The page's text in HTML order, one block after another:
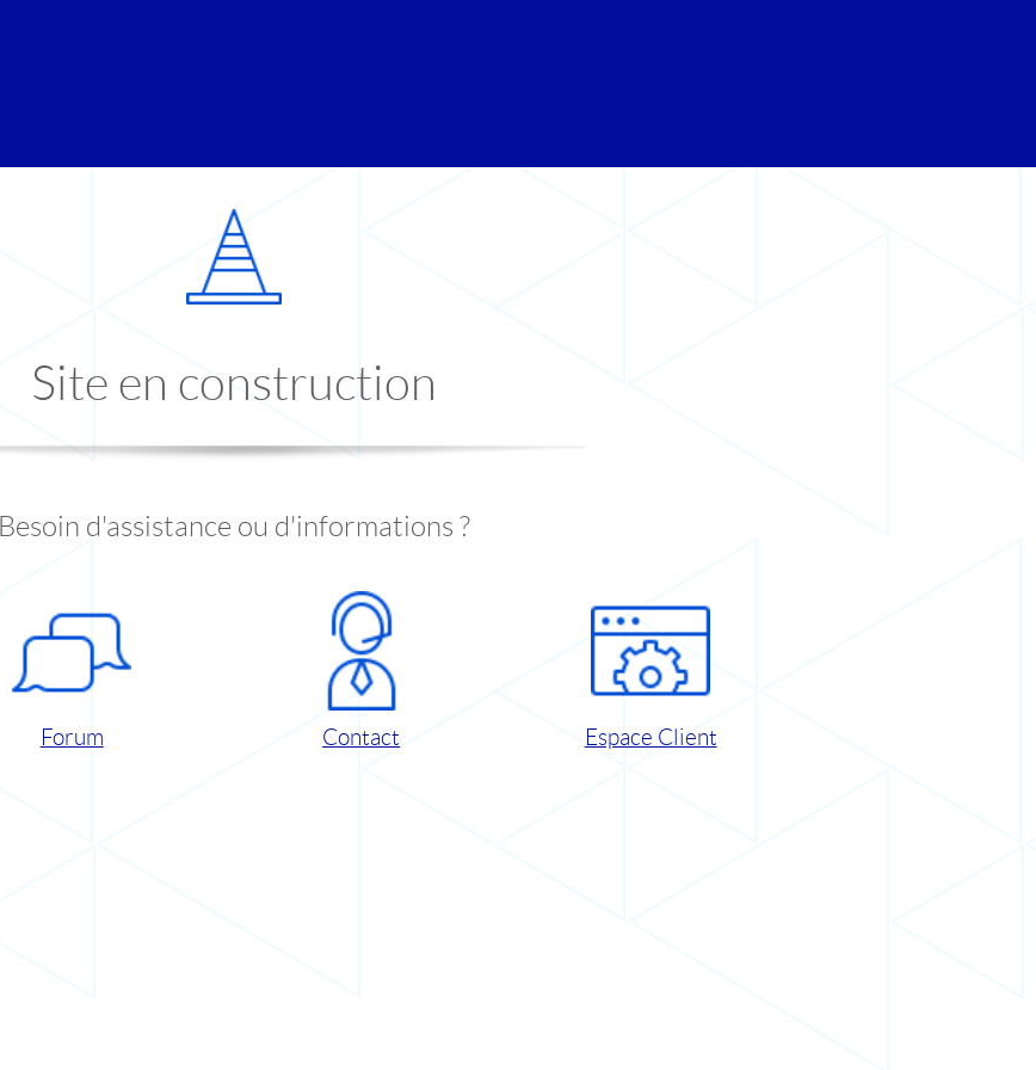
Site en construction
Besoin d'assistance ou d'informations ?
Forum Contact Espace Client